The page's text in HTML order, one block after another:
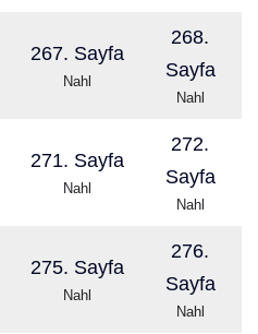
267. Sayfa
Nahl
268.
Sayfa
Nahl
271. Sayfa
Nahl
272.
Sayfa
Nahl
275. Sayfa
Nahl
276.
Sayfa
Nahl